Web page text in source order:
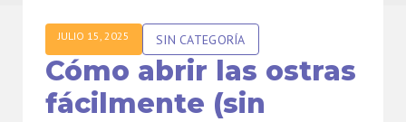
JULIO 15, 2025 SIN CATEGORÍA
Cómo abrir las ostras
fácilmente (sin